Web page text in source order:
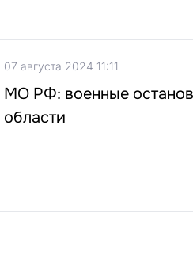
07 августа 2024 11:11
МО РФ: военные
области